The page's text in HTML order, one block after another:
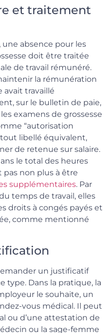
et traitement
absence pour les
doit être traitée
de travail rémunéré.
la rémunération
avait travaillé
sur le bulletin de paie,
examens de grossesse
“autorisation
libellé équivalent,
de retenue sur salaire.
le total des heures
pas non plus à être
supplémentaires. Par
temps de travail, elles
droits à congés payés et
comme mentionné
un justificatif
type. Dans la pratique, la
le souhaite, un
vous médical. Il peut
ou d’une attestation de
ou la sage-femme